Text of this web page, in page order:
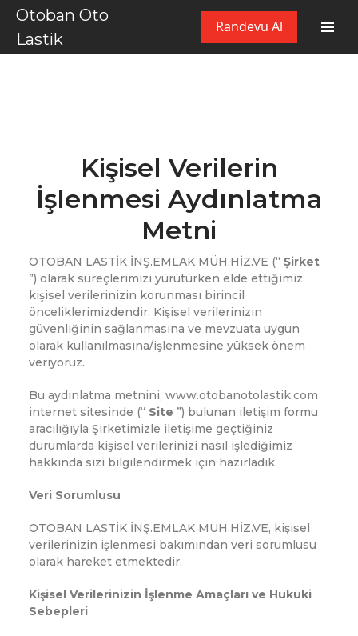
Otoban Oto
Lastik
Randevu Al
Kişisel Verilerin
İşlenmesi Aydınlatma
Metni
OTOBAN LASTİK İNŞ.EMLAK MÜH.HİZ.VE (“ Şirket
”) olarak süreçlerimizi yürütürken elde ettiğimiz
kişisel verilerinizin korunması birincil
önceliklerimizdendir. Kişisel verilerinizin
güvenliğinin sağlanmasına ve mevzuata uygun
olarak kullanılmasına/işlenmesine yüksek önem
veriyoruz.
Bu aydınlatma metnini, www.otobanotolastik.com
internet sitesinde (“ Site ”) bulunan iletişim formu
aracılığıyla Şirketimizle iletişime geçtiğiniz
durumlarda kişisel verilerinizi nasıl işlediğimiz
hakkında sizi bilgilendirmek için hazırladık.
Veri Sorumlusu
OTOBAN LASTİK İNŞ.EMLAK MÜH.HİZ.VE, kişisel
verilerinizin işlenmesi bakımından veri sorumlusu
olarak hareket etmektedir.
Kişisel Verilerinizin İşlenme Amaçları ve Hukuki
Sebepleri